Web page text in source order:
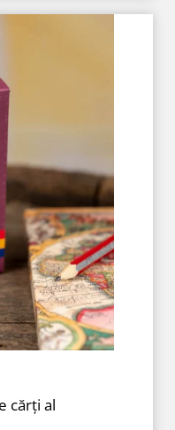
cărți al